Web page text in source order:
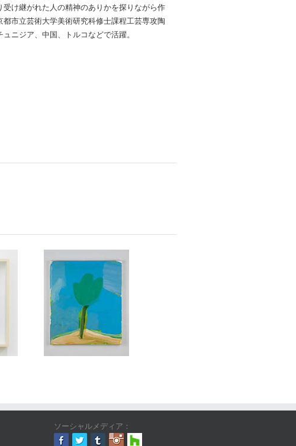
け継がれた人の精神のありかを探りながら作
市立芸術大学美術研究科修士課程工芸専攻陶
ニジア、中国、トルコなどで活躍。
ソーシャルメディア：